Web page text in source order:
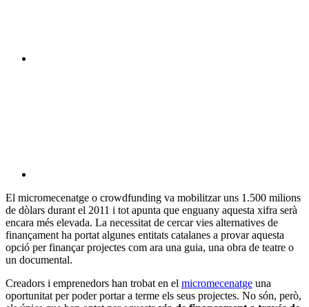
El micromecenatge o crowdfunding va mobilitzar uns 1.500 milions
de dòlars durant el 2011 i tot apunta que enguany aquesta xifra serà
encara més elevada. La necessitat de cercar vies alternatives de
finançament ha portat algunes entitats catalanes a provar aquesta
opció per finançar projectes com ara una guia, una obra de teatre o
un documental.
Creadors i emprenedors han trobat en el micromecenatge una
oportunitat per poder portar a terme els seus projectes. No són, però,